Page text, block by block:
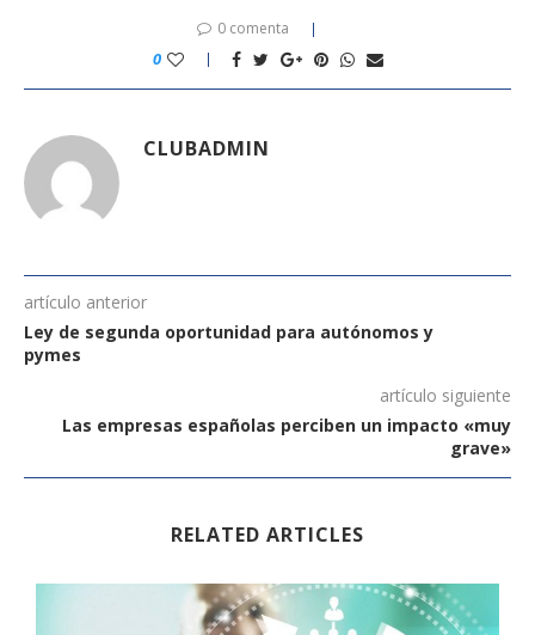
0 comenta
0
CLUBADMIN
artículo anterior
Ley de segunda oportunidad para autónomos y
pymes
artículo siguiente
Las empresas españolas perciben un impacto «muy
grave»
RELATED ARTICLES